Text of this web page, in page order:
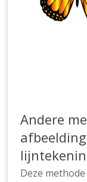
Andere
Deze